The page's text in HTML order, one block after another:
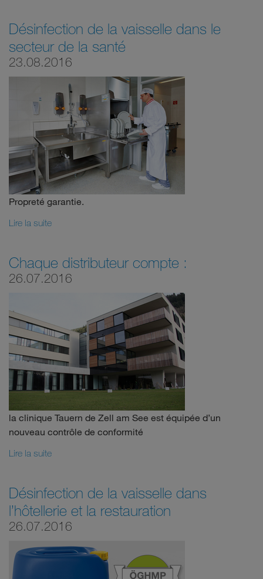
Désinfection de la vaisselle dans le
secteur de la santé
23.08.2016
Propreté garantie.
Lire la suite
Chaque distributeur compte :
26.07.2016
la clinique Tauern de Zell am See est équipée d’un
nouveau contrôle de conformité
Lire la suite
Désinfection de la vaisselle dans
l’hôtellerie et la restauration
26.07.2016